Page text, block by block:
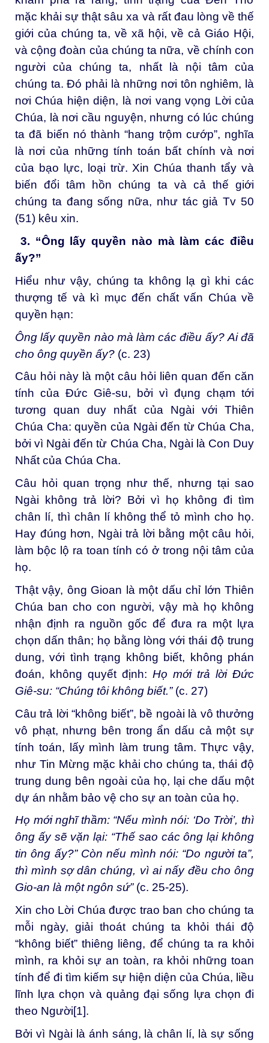
mặc khải sự thật sâu xa và rất đau lòng về thế
giới của chúng ta, về xã hội, về cả Giáo Hội,
và cộng đoàn của chúng ta nữa, về chính con
người của chúng ta, nhất là nội tâm của
chúng ta. Đó phải là những nơi tôn nghiêm, là
nơi Chúa hiện diện, là nơi vang vọng Lời của
Chúa, là nơi cầu nguyện, nhưng có lúc chúng
ta đã biến nó thành “hang trộm cướp”, nghĩa
là nơi của những tính toán bất chính và nơi
của bạo lực, loại trừ. Xin Chúa thanh tẩy và
biến đổi tâm hồn chúng ta và cả thế giới
chúng ta đang sống nữa, như tác giả Tv 50
(51) kêu xin.
3. “Ông lấy quyền nào mà làm các điều
ấy?”
Hiểu như vậy, chúng ta không lạ gì khi các
thượng tế và kì mục đến chất vấn Chúa về
quyền hạn:
Ông lấy quyền nào mà làm các điều ấy? Ai đã
cho ông quyền ấy? (c. 23)
Câu hỏi này là một câu hỏi liên quan đến căn
tính của Đức Giê-su, bởi vì đụng chạm tới
tương quan duy nhất của Ngài với Thiên
Chúa Cha: quyền của Ngài đến từ Chúa Cha,
bởi vì Ngài đến từ Chúa Cha, Ngài là Con Duy
Nhất của Chúa Cha.
Câu hỏi quan trọng như thế, nhưng tại sao
Ngài không trả lời? Bởi vì họ không đi tìm
chân lí, thì chân lí không thể tỏ mình cho họ.
Hay đúng hơn, Ngài trả lời bằng một câu hỏi,
làm bộc lộ ra toan tính có ở trong nội tâm của
họ.
Thật vậy, ông Gioan là một dấu chỉ lớn Thiên
Chúa ban cho con người, vậy mà họ không
nhận định ra nguồn gốc để đưa ra một lựa
chọn dấn thân; họ bằng lòng với thái độ trung
dung, với tình trạng không biết, không phán
đoán, không quyết định: Họ mới trả lời Đức
Giê-su: “Chúng tôi không biết.” (c. 27)
Câu trả lời “không biết”, bề ngoài là vô thưởng
vô phạt, nhưng bên trong ẩn dấu cả một sự
tính toán, lấy mình làm trung tâm. Thực vậy,
như Tin Mừng mặc khải cho chúng ta, thái độ
trung dung bên ngoài của họ, lại che dấu một
dự án nhằm bảo vệ cho sự an toàn của họ.
Họ mới nghĩ thầm: “Nếu mình nói: ‘Do Trời’, thì
ông ấy sẽ vặn lại: “Thế sao các ông lại không
tin ông ấy?” Còn nếu mình nói: “Do người ta”,
thì mình sợ dân chúng, vì ai nấy đều cho ông
Gio-an là một ngôn sứ” (c. 25-25).
Xin cho Lời Chúa được trao ban cho chúng ta
mỗi ngày, giải thoát chúng ta khỏi thái độ
“không biết” thiêng liêng, để chúng ta ra khỏi
mình, ra khỏi sự an toàn, ra khỏi những toan
tính để đi tìm kiếm sự hiện diện của Chúa, liều
lĩnh lựa chọn và quảng đại sống lựa chọn đi
theo Người[1].
Bởi vì Ngài là ánh sáng, là chân lí, là sự sống